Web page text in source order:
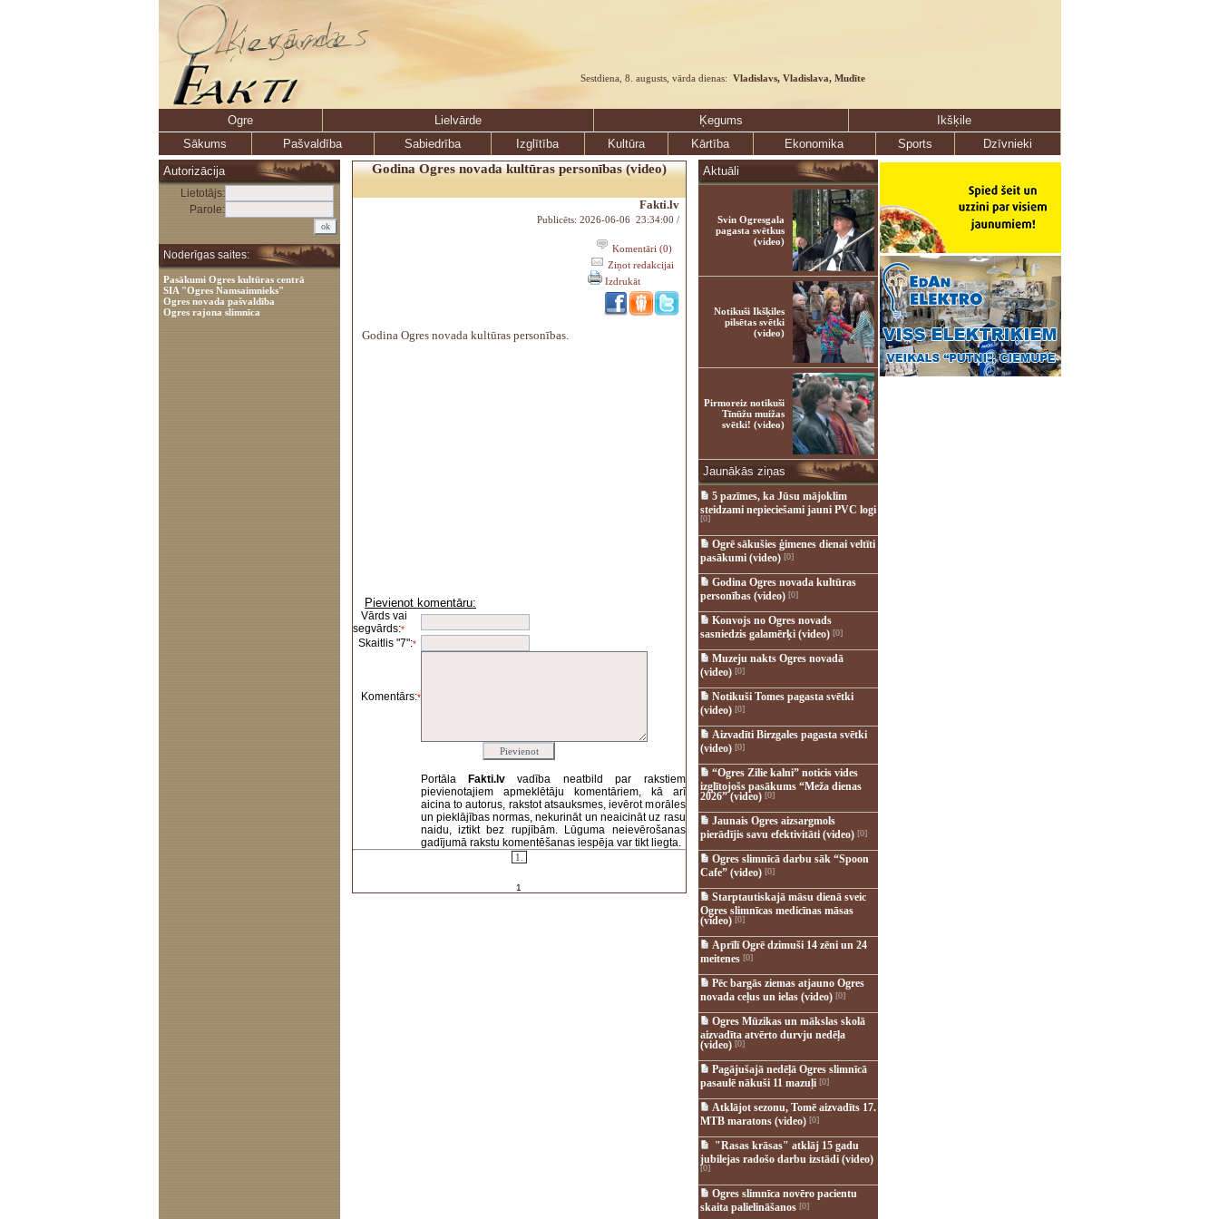
Sestdiena, 8. augusts, vārda dienas: Vladislavs, Vladislava, Mudīte
Ogre Lielvārde Ķegums
Ikšķile
Sākums
Pašvaldība Sabiedrība Izglītība Kultūra Kārtība Ekonomika Sports
Dzīvnieki
Autorizācija
Lietotājs:
Parole:
Noderīgas saites:
Pasākumi Ogres kultūras centrā
SIA "Ogres Namsaimnieks"
Ogres novada pašvaldība
Ogres rajona slimnīca
Godina Ogres novada kultūras personības (video)
Fakti.lv
Publicēts: 2026-06-06 23:34:00 /
Komentāri (0)
Ziņot redakcijai
Izdrukāt
Godina Ogres novada kultūras personības.
Pievienot komentāru:
Vārds vai
segvārds:*
Skaitlis "7":*
Komentārs:*
Portāla Fakti.lvvadība neatbild par rakstiem
pievienotajiem apmeklētāju komentāriem, kā arī
aicina to autorus, rakstot atsauksmes, ievērot morāles
un pieklājības normas, nekurināt un neaicināt uz rasu
naidu, iztikt bez rupjībām. Lūguma neievērošanas
gadījumā rakstu komentēšanas iespēja var tikt liegta.
1.
1
Aktuāli
Svin Ogresgala
pagasta svētkus
(video)
Notikuši Ikšķiles
pilsētas svētki
(video)
Pirmoreiz notikuši
Tīnūžu muižas
svētki! (video)
Jaunākās ziņas
5 pazīmes, ka Jūsu mājoklim
steidzami nepieciešami jauni PVC logi
[0]
Ogrē sākušies ģimenes dienai veltīti
pasākumi (video)[0]
Godina Ogres novada kultūras
personības (video)[0]
Konvojs no Ogres novads
sasniedzis galamērķi (video)[0]
Muzeju nakts Ogres novadā
(video)[0]
Notikuši Tomes pagasta svētki
(video)[0]
Aizvadīti Birzgales pagasta svētki
(video)[0]
“Ogres Zilie kalni” noticis vides
izglītojošs pasākums “Meža dienas
2026” (video)[0]
Jaunais Ogres aizsargmols
pierādījis savu efektivitāti (video)[0]
Ogres slimnīcā darbu sāk “Spoon
Cafe” (video)[0]
Starptautiskajā māsu dienā sveic
Ogres slimnīcas medicīnas māsas
(video)[0]
Aprīlī Ogrē dzimuši 14 zēni un 24
meitenes [0]
Pēc bargās ziemas atjauno Ogres
novada ceļus un ielas (video)[0]
Ogres Mūzikas un mākslas skolā
aizvadīta atvērto durvju nedēļa
(video)[0]
Pagājušajā nedēļā Ogres slimnīcā
pasaulē nākuši 11 mazuļi[0]
Atklājot sezonu, Tomē aizvadīts 17.
MTB maratons (video)[0]
"Rasas krāsas" atklāj 15 gadu
jubilejas radošo darbu izstādi (video)
[0]
Ogres slimnīca novēro pacientu
skaita palielināšanos [0]